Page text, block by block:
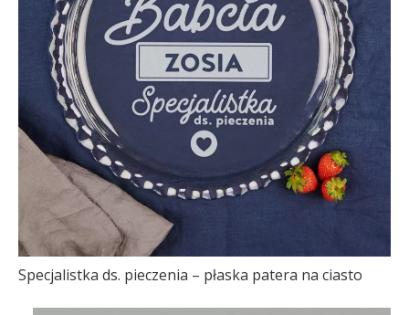
Specjalistka ds. pieczenia – płaska patera na ciasto